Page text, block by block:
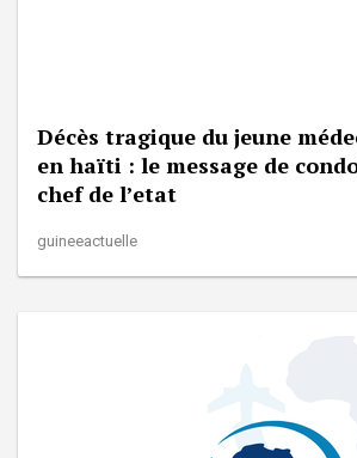
Décès tragique du jeune
en haïti : le message de
chef de l’etat
guineeactuelle